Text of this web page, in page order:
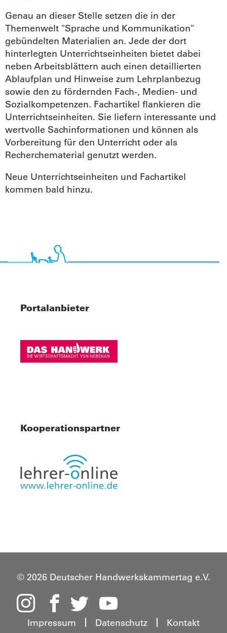
Genau an dieser Stelle setzen die in der
Themenwelt "Sprache und Kommunikation"
gebündelten Materialien an. Jede der dort
hinterlegten Unterrichtseinheiten bietet dabei
neben Arbeitsblättern auch einen detaillierten
Ablaufplan und Hinweise zum Lehrplanbezug
sowie den zu fördernden Fach-, Medien- und
Sozialkompetenzen. Fachartikel flankieren die
Unterrichtseinheiten. Sie liefern interessante und
wertvolle Sachinformationen und können als
Vorbereitung für den Unterricht oder als
Recherchematerial genutzt werden.
Neue Unterrichtseinheiten und Fachartikel
kommen bald hinzu.
Portalanbieter
Kooperationspartner
© 2026 Deutscher Handwerkskammertag e.V.
Impressum Datenschutz Kontakt